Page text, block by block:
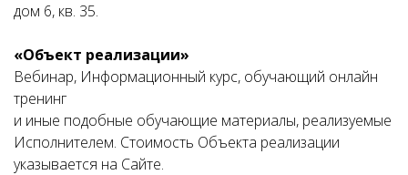
дом 6, кв. 35.
«Объект реализации»
Вебинар, Информационный курс, обучающий онлайн
тренинг
и иные подобные обучающие материалы, реализуемые
Исполнителем. Стоимость Объекта реализации
указывается на Сайте.